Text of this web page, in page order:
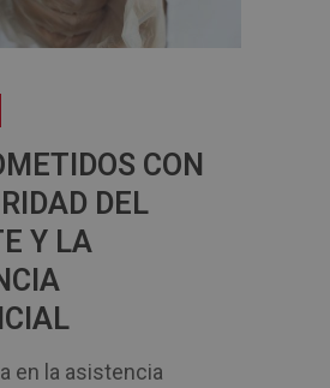
CON
DEL
Y LA
en la asistencia